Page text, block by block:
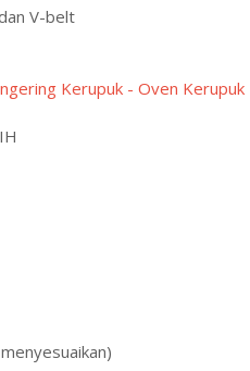
V-belt
Kerupuk - Oven Kerupuk